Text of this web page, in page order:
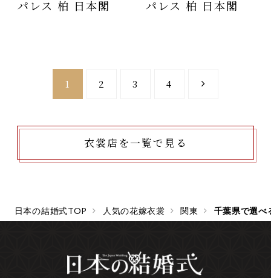
日本の結婚式TOP 人気の花嫁衣裳 関東 千葉県で選べ
パレス 柏 日本閣
パレス 柏 日本閣
1 2 3 4
衣裳店を一覧で見る